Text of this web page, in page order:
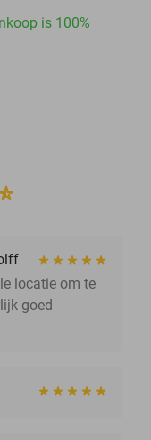
is 100%
locatie om te
goed